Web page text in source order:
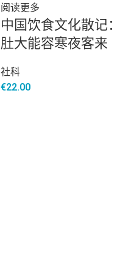
阅读更多
中国饮食文化散记：
肚大能容寒夜客来
社科
€22.00